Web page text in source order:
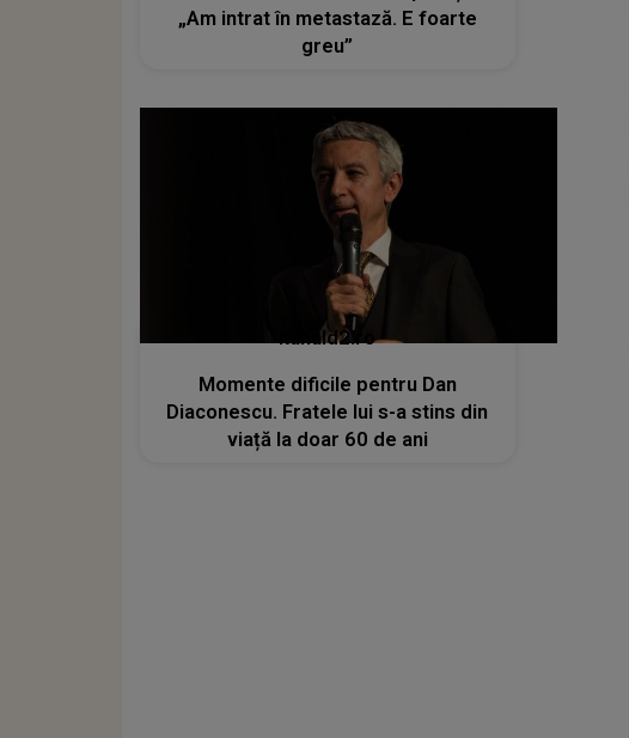
„Am intrat în metastază. E foarte
greu”
kanald2.ro
Momente dificile pentru Dan
Diaconescu. Fratele lui s-a stins din
viață la doar 60 de ani